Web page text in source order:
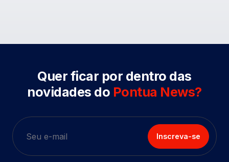
Quer ficar por dentro das
novidades do Pontua News?
Inscreva-se